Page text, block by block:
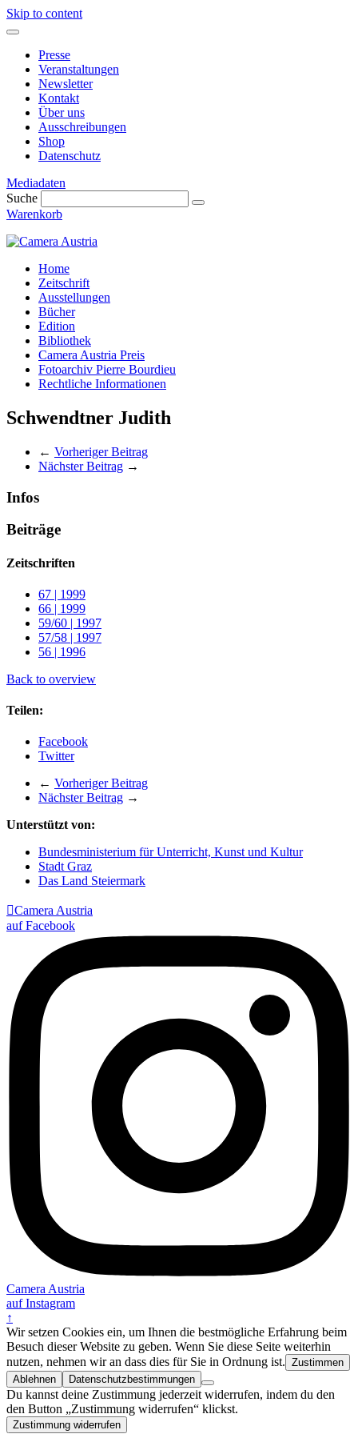
Skip to content
Presse
Veranstaltungen
Newsletter
Kontakt
Über uns
Ausschreibungen
Shop
Datenschutz
Mediadaten
Suche
Warenkorb
Home
Zeitschrift
Ausstellungen
Bücher
Edition
Bibliothek
Camera Austria Preis
Fotoarchiv Pierre Bourdieu
Rechtliche Informationen
Schwendtner Judith
← Vorheriger Beitrag
Nächster Beitrag →
Infos
Beiträge
Zeitschriften
67 | 1999
66 | 1999
59/60 | 1997
57/58 | 1997
56 | 1996
Back to overview
Teilen:
Facebook
Twitter
← Vorheriger Beitrag
Nächster Beitrag →
Unterstützt von:
Bundesministerium für Unterricht, Kunst und Kultur
Stadt Graz
Das Land Steiermark
Camera Austria
auf Facebook
Camera Austria
auf Instagram
↑
Wir setzen Cookies ein, um Ihnen die bestmögliche Erfahrung beim
Besuch dieser Website zu geben. Wenn Sie diese Seite weiterhin
nutzen, nehmen wir an dass dies für Sie in Ordnung ist. Zustimmen
Ablehnen
Datenschutzbestimmungen
Du kannst deine Zustimmung jederzeit widerrufen, indem du den
den Button „Zustimmung widerrufen“ klickst.
Zustimmung widerrufen